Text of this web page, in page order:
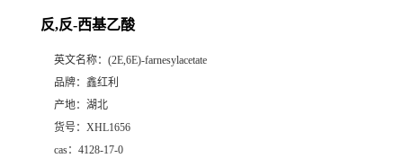
反,反-西基乙酸
英文名称： (2E,6E)-farnesylacetate
品牌： 鑫红利
产地： 湖北
货号： XHL1656
cas： 4128-17-0